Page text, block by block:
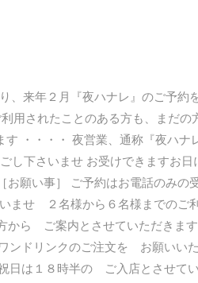
、来年２月『夜ハナレ』のご予約
されたことのある方も、まだの
・・・・ 夜営業、通称『夜ハナ
し下さいませ お受けできますお日
願い事］ ご予約はお電話のみの
ませ ２名様から６名様までのご
ら ご案内とさせていただきま
ンドリンクのご注文を お願いいた
は１８時半の ご入店とさせて